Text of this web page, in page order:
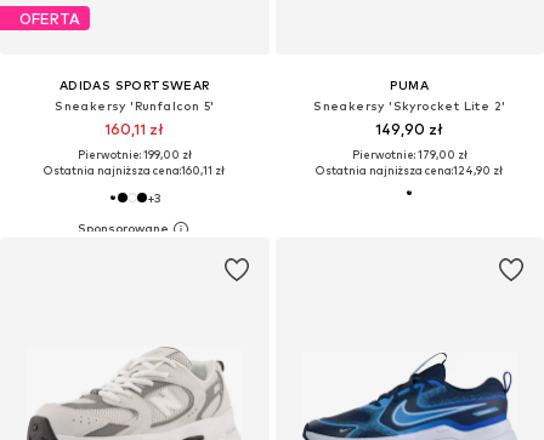
OFERTA
ADIDAS SPORTSWEAR
Sneakersy 'Runfalcon 5'
160,11 zł
Pierwotnie: 199,00 zł
Ostatnia najniższa cena:160,11 zł
+3
PUMA
Sneakersy 'Skyrocket Lite 2'
149,90 zł
Pierwotnie: 179,00 zł
Ostatnia najniższa cena:124,90 zł